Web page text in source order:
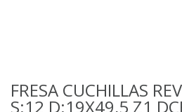
FRESA CUCHILLAS
S:12 D:19X49,5 Z1